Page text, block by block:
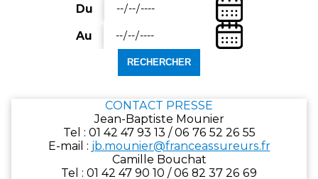
Du
(Date
de
départ)
Entrez
date
jj/mm/aaaa.
Au
(Date
de
Entrez
format
jj/mm/aaaa.
CONTACT PRESSE
Jean-Baptiste Mounier
Tel : 01 42 47 93 13 / 06 76 52 26 55
E‑mail : jb.mounier@franceassureurs.fr
Camille Bouchat
Tel : 01 42 47 90 10 / 06 82 37 26 69